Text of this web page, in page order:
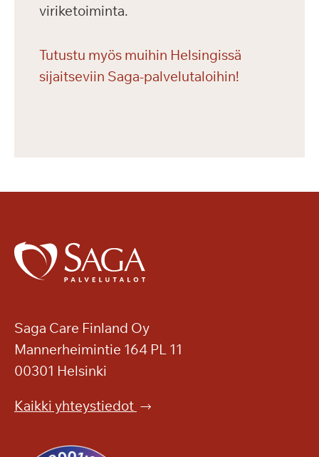
viriketoiminta.
Tutustu myös muihin Helsingissä
sijaitseviin Saga-palvelutaloihin!
Saga Care Finland Oy
Mannerheimintie 164 PL 11
00301 Helsinki
Kaikki yhteystiedot